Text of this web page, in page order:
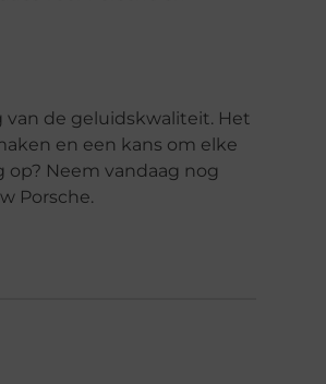
van de geluidskwaliteit. Het
en een kans om elke
Neem vandaag nog
Porsche.